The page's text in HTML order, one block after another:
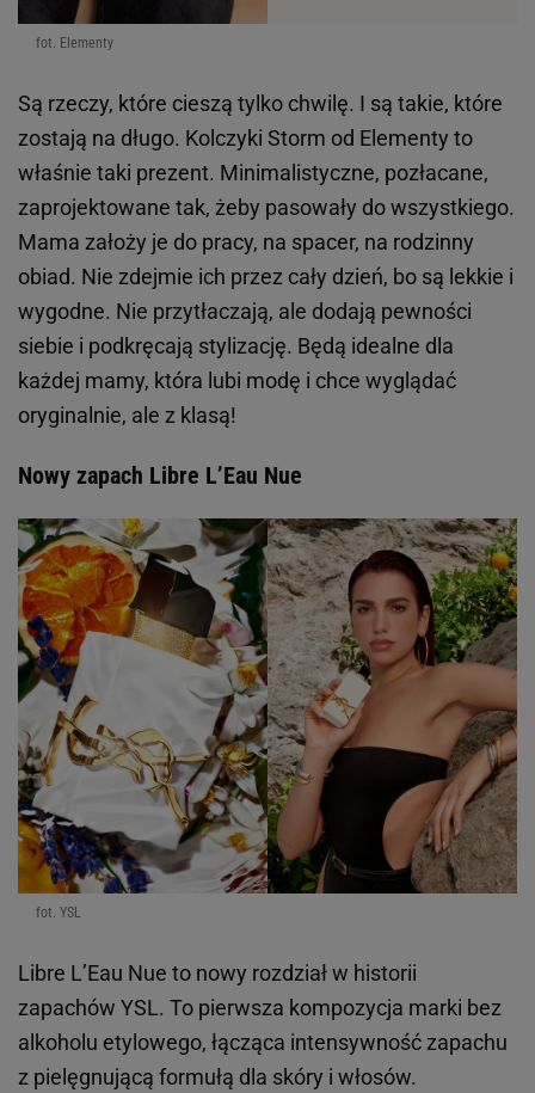
fot. Elementy
Są rzeczy, które cieszą tylko chwilę. I są takie, które
zostają na długo. Kolczyki Storm od Elementy to
właśnie taki prezent. Minimalistyczne, pozłacane,
zaprojektowane tak, żeby pasowały do wszystkiego.
Mama założy je do pracy, na spacer, na rodzinny
obiad. Nie zdejmie ich przez cały dzień, bo są lekkie i
wygodne. Nie przytłaczają, ale dodają pewności
siebie i podkręcają stylizację. Będą idealne dla
każdej mamy, która lubi modę i chce wyglądać
oryginalnie, ale z klasą!
Nowy zapach Libre L’Eau Nue
fot. YSL
Libre L’Eau Nue to nowy rozdział w historii
zapachów YSL. To pierwsza kompozycja marki bez
alkoholu etylowego, łącząca intensywność zapachu
z pielęgnującą formułą dla skóry i włosów.